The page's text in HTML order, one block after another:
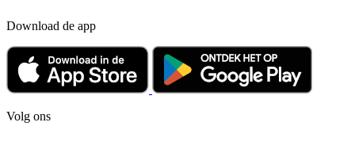
Download de app
Volg ons